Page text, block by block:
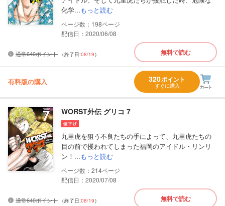
化学...もっと読む
198
配信日：2020/06/08
通常640ポイント （終了日:08/19） 無料で読む
有料版の購入 320ポイント
すぐに購入
WORST外伝 グリコ 7
九里虎を狙う不良たちの手によって、九里虎たちの
目の前で攫われてしまった福岡のアイドル・リンリ
ン！...もっと読む
214
配信日：2020/07/08
通常640ポイント （終了日:08/19） 無料で読む